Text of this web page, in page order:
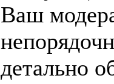
Ваш
детально